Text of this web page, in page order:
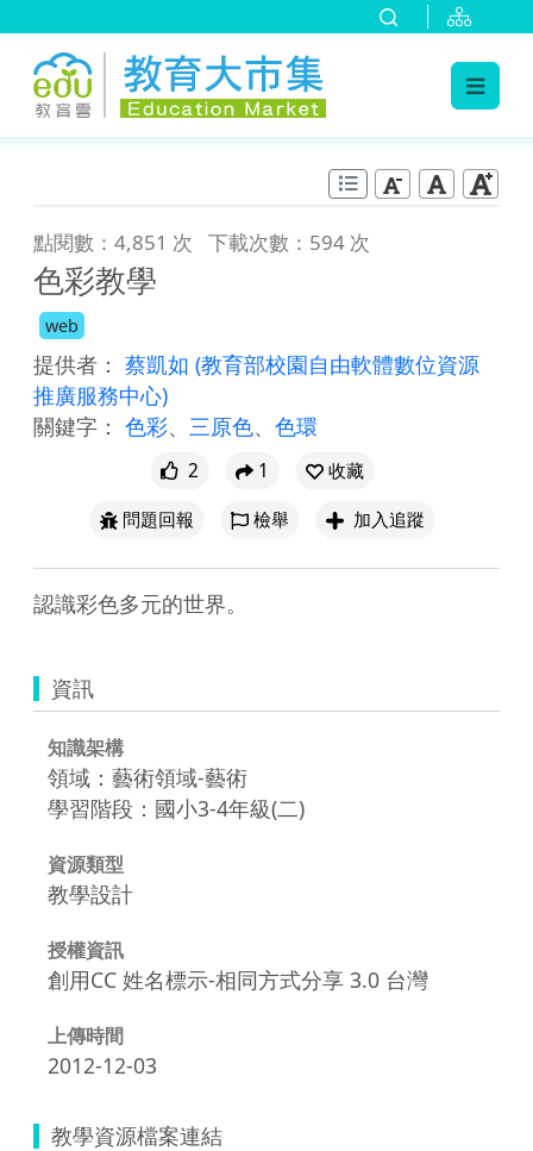
點閱數：4,851 次 下載次數：594 次
色彩教學
web
提供者： 蔡凱如 (教育部校園自由軟體數位資源
推廣服務中心)
關鍵字： 色彩、 三原色、 色環
2 1
收藏
問題回報
檢舉 加入追蹤
認識彩色多元的世界。
資訊
知識架構
領域：藝術領域-藝術
學習階段：國小3-4年級(二)
資源類型
教學設計
授權資訊
創用CC 姓名標示-相同方式分享 3.0 台灣
上傳時間
2012-12-03
教學資源檔案連結